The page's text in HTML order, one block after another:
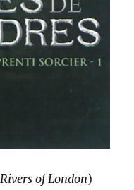
Rivers of London)